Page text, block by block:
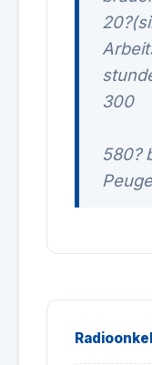
300
580?
Radioonkel